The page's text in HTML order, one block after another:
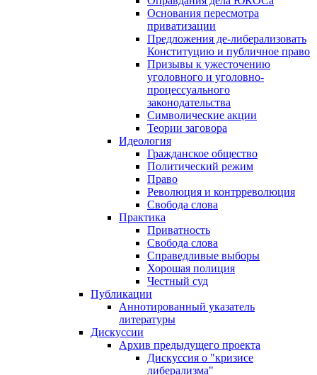
Основания пересмотра
приватизации
Предложения де-либерализовать
Конституцию и публичное право
Призывы к ужесточению
уголовного и уголовно-
процессуального
законодательства
Символические акции
Теории заговора
Идеология
Гражданское общество
Политический режим
Право
Революция и контрреволюция
Свобода слова
Практика
Приватность
Свобода слова
Справедливые выборы
Хорошая полиция
Честный суд
Публикации
Аннотированный указатель
литературы
Дискуссии
Архив предыдущего проекта
Дискуссия о "кризисе
либерализма"